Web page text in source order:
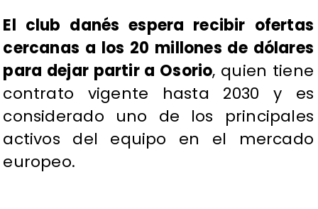
El club danés espera recibir ofertas
cercanas a los 20 millones de dólares
para dejar partir a Osorio, quien tiene
contrato vigente hasta 2030 y es
considerado uno de los principales
activos del equipo en el mercado
europeo.